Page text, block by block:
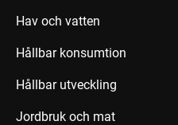
Hav och vatten
Hållbar konsumtion
Hållbar utveckling
Jordbruk och mat